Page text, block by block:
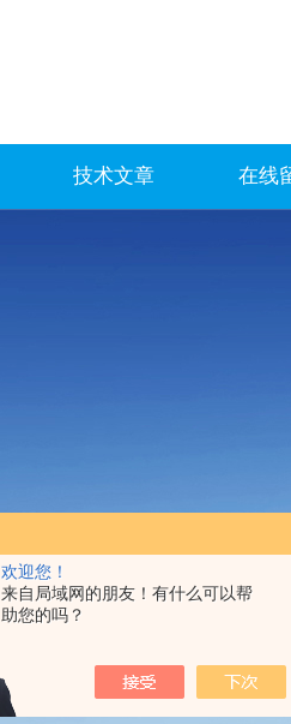
欢迎您！
来自局域网的朋友！有什么可以帮
助您的吗？
技术文章 在线